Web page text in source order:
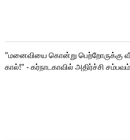
"மனைவியை கொன்று பெற்றோருக்கு
கால்!" - கர்நாடகாவில் அதிர்ச்சி சம்பவம்